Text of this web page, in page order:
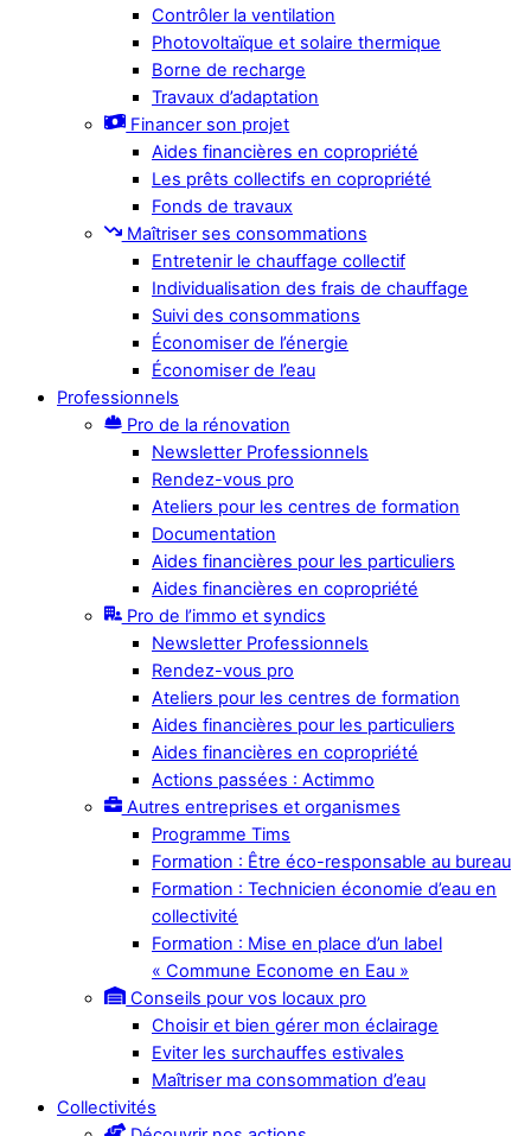
Contrôler la ventilation
Photovoltaïque et solaire thermique
Borne de recharge
Travaux d’adaptation
Financer son projet
Aides financières en copropriété
Les prêts collectifs en copropriété
Fonds de travaux
Maîtriser ses consommations
Entretenir le chauffage collectif
Individualisation des frais de chauffage
Suivi des consommations
Économiser de l’énergie
Économiser de l’eau
Professionnels
Pro de la rénovation
Newsletter Professionnels
Rendez-vous pro
Ateliers pour les centres de formation
Documentation
Aides financières pour les particuliers
Aides financières en copropriété
Pro de l’immo et syndics
Newsletter Professionnels
Rendez-vous pro
Ateliers pour les centres de formation
Aides financières pour les particuliers
Aides financières en copropriété
Actions passées : Actimmo
Autres entreprises et organismes
Programme Tims
Formation : Être éco-responsable au bureau
Formation : Technicien économie d’eau en
collectivité
Formation : Mise en place d’un label
« Commune Econome en Eau »
Conseils pour vos locaux pro
Choisir et bien gérer mon éclairage
Eviter les surchauffes estivales
Maîtriser ma consommation d’eau
Collectivités